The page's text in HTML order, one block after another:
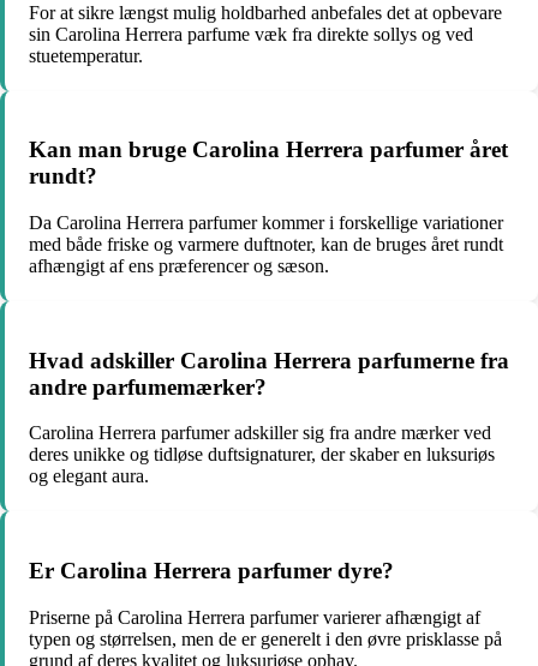
For at sikre længst mulig holdbarhed anbefales det at opbevare
sin Carolina Herrera parfume væk fra direkte sollys og ved
stuetemperatur.
Kan man bruge Carolina Herrera parfumer året
rundt?
Da Carolina Herrera parfumer kommer i forskellige variationer
med både friske og varmere duftnoter, kan de bruges året rundt
afhængigt af ens præferencer og sæson.
Hvad adskiller Carolina Herrera parfumerne fra
andre parfumemærker?
Carolina Herrera parfumer adskiller sig fra andre mærker ved
deres unikke og tidløse duftsignaturer, der skaber en luksuriøs
og elegant aura.
Er Carolina Herrera parfumer dyre?
Priserne på Carolina Herrera parfumer varierer afhængigt af
typen og størrelsen, men de er generelt i den øvre prisklasse på
grund af deres kvalitet og luksuriøse ophav.